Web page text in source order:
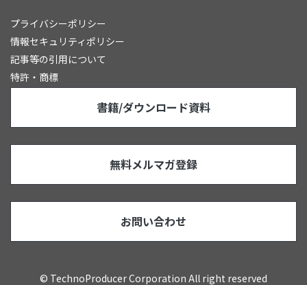
プライバシーポリシー
情報セキュリティポリシー
記事等の引用について
特許・商標
書籍/ダウンロード資料
無料メルマガ登録
お問い合わせ
© TechnoProducer Corporation All right reserved